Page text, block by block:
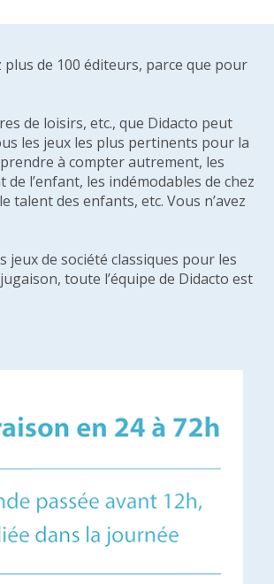
de 100 éditeurs, parce que pour
de loisirs, etc., que Didacto peut
les jeux les plus pertinents pour la
à compter autrement, les
l’enfant, les indémodables de chez
des enfants, etc. Vous n’avez
jeux de société classiques pour les
toute l’équipe de Didacto est